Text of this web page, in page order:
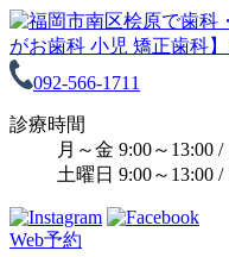
092-566-1711
診療時間
月～金 9:00～13:00 /
土曜日 9:00～13:00 /
Web予約